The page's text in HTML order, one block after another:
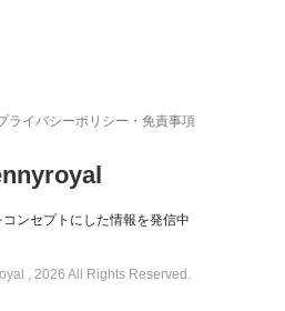
ライバシーポリシー・免責事項
ンセプトにした情報を発信中
, 2026 All Rights Reserved.